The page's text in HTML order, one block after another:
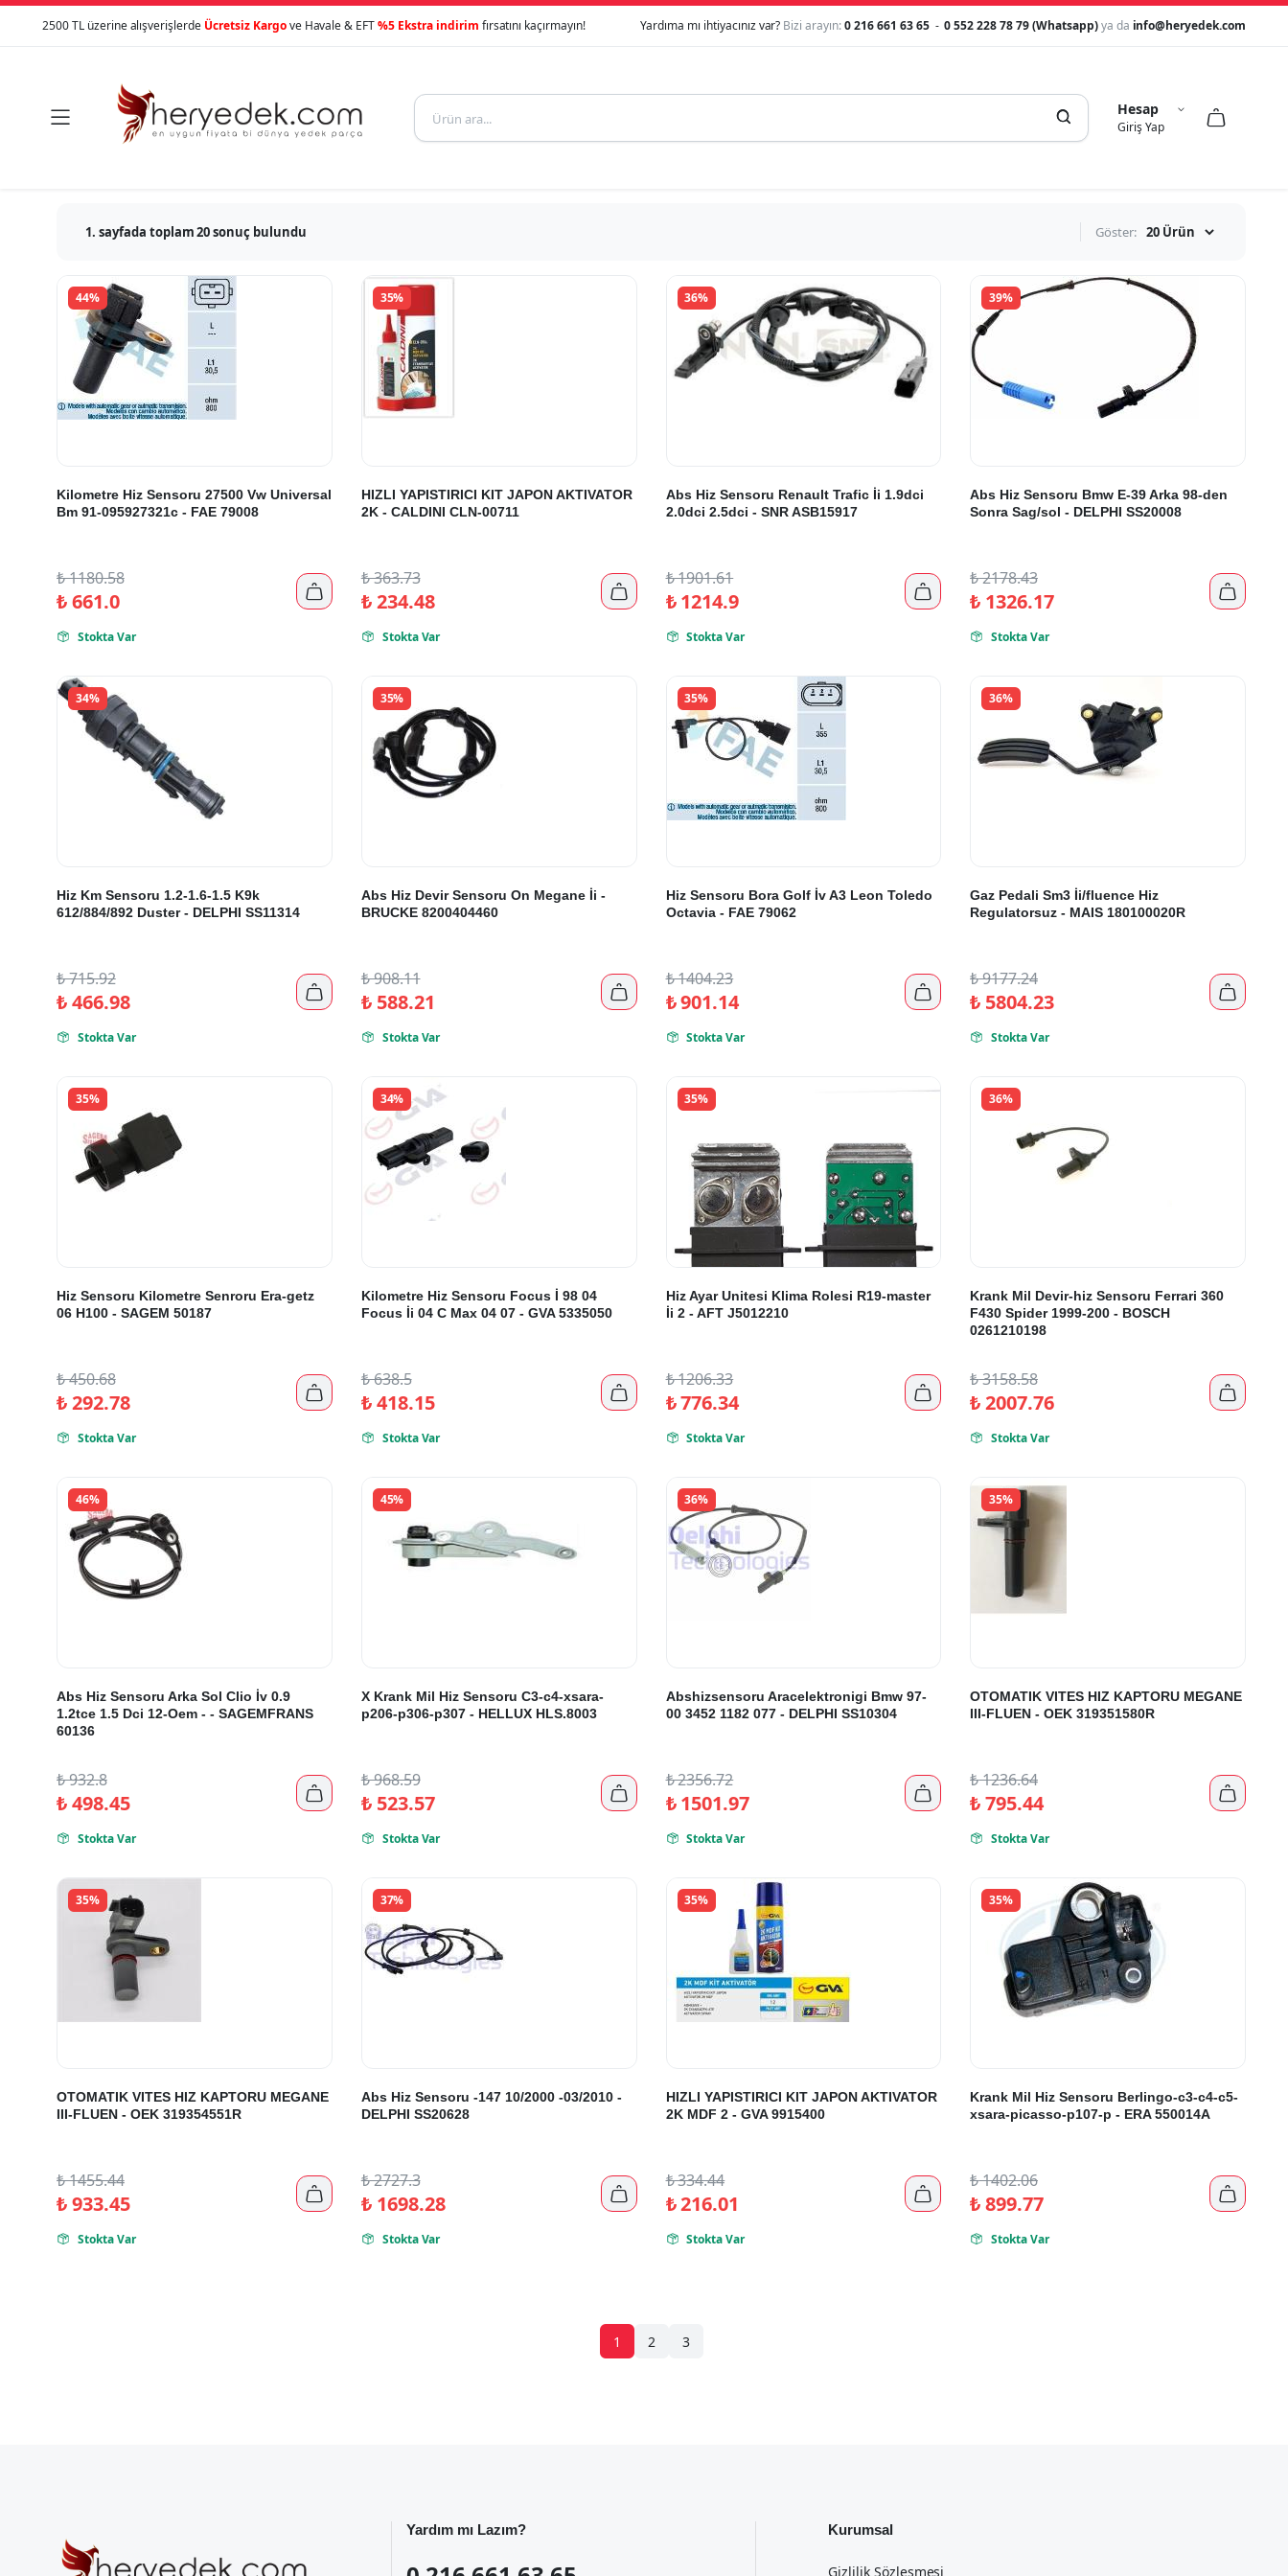
2500 TL üzerine alışverişlerde Ücretsiz Kargove Havale & EFT%5 Ekstra indirim fırsatını kaçırmayın! Yardıma mı ihtiyacınız var? Bizi arayın:0 216 661 63 65 -0 552 228 78 79 (Whatsapp)ya da info@heryedek.com
  Hesap
Giriş Yap
 
1. sayfada toplam 20 sonuç bulundu Göster:
44%
Kilometre Hiz Sensoru 27500 Vw Universal
Bm 91-095927321c - FAE 79008
₺1180.58
₺661.0 
 Stokta Var
35%
HIZLI YAPISTIRICI KIT JAPON AKTIVATOR
2K - CALDINI CLN-00711
₺363.73
₺234.48 
 Stokta Var
36%
Abs Hiz Sensoru Renault Trafic İi 1.9dci
2.0dci 2.5dci - SNR ASB15917
₺1901.61
₺1214.9 
 Stokta Var
39%
Abs Hiz Sensoru Bmw E-39 Arka 98-den
Sonra Sag/sol - DELPHI SS20008
₺2178.43
₺ 1326.17 
 Stokta Var
34%
Hiz Km Sensoru 1.2-1.6-1.5 K9k
612/884/892 Duster - DELPHI SS11314
₺715.92
₺466.98 
 Stokta Var
35%
Abs Hiz Devir Sensoru On Megane İi -
BRUCKE 8200404460
₺908.11
₺588.21 
 Stokta Var
35%
Hiz Sensoru Bora Golf İv A3 Leon Toledo
Octavia - FAE 79062
₺1404.23
₺901.14 
 Stokta Var
36%
Gaz Pedali Sm3 İi/fluence Hiz
Regulatorsuz - MAIS 180100020R
₺9177.24
₺ 5804.23 
 Stokta Var
35%
Hiz Sensoru Kilometre Senroru Era-getz
06 H100 - SAGEM 50187
₺450.68
₺292.78 
 Stokta Var
34%
Kilometre Hiz Sensoru Focus İ 98 04
Focus İi 04 C Max 04 07 - GVA 5335050
₺638.5
₺418.15 
 Stokta Var
35%
Hiz Ayar Unitesi Klima Rolesi R19-master
İi 2 - AFT J5012210
₺1206.33
₺776.34 
 Stokta Var
36%
Krank Mil Devir-hiz Sensoru Ferrari 360
F430 Spider 1999-200 - BOSCH
0261210198
₺3158.58
₺2007.76 
 Stokta Var
46%
Abs Hiz Sensoru Arka Sol Clio İv 0.9
1.2tce 1.5 Dci 12-Oem - - SAGEMFRANS
60136
₺932.8
₺498.45 
 Stokta Var
45%
X Krank Mil Hiz Sensoru C3-c4-xsara-
p206-p306-p307 - HELLUX HLS.8003
₺968.59
₺523.57 
 Stokta Var
36%
Abshizsensoru Aracelektronigi Bmw 97-
00 3452 1182 077 - DELPHI SS10304
₺2356.72
₺1501.97 
 Stokta Var
35%
OTOMATIK VITES HIZ KAPTORU MEGANE
III-FLUEN - OEK 319351580R
₺1236.64
₺795.44 
 Stokta Var
35%
OTOMATIK VITES HIZ KAPTORU MEGANE
III-FLUEN - OEK 319354551R
₺1455.44
₺933.45 
 Stokta Var
37%
Abs Hiz Sensoru -147 10/2000 -03/2010 -
DELPHI SS20628
₺2727.3
₺1698.28 
 Stokta Var
35%
HIZLI YAPISTIRICI KIT JAPON AKTIVATOR
2K MDF 2 - GVA 9915400
₺334.44
₺216.01 
 Stokta Var
35%
Krank Mil Hiz Sensoru Berlingo-c3-c4-c5-
xsara-picasso-p107-p - ERA 550014A
₺1402.06
₺899.77 
 Stokta Var
1 2 3
Yardım mı Lazım? Kurumsal
Gizlilik Sözleşmesi